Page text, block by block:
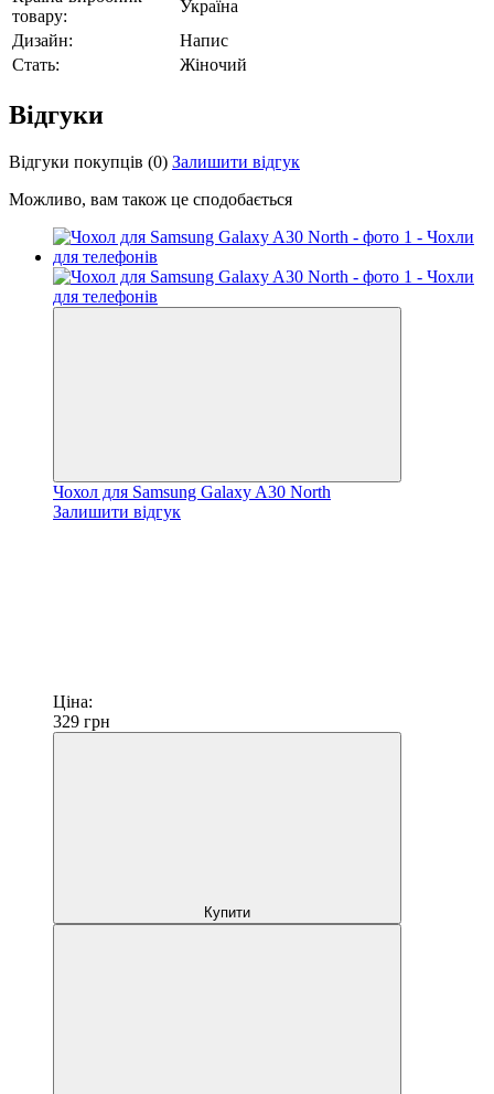
товару:
Україна
Дизайн:
Напис
Стать:
Жіночий
Відгуки
Відгуки покупців (0) Залишити відгук
Можливо, вам також це сподобається
Чохол для Samsung Galaxy A30 North
Залишити відгук
Ціна:
329 грн
Купити